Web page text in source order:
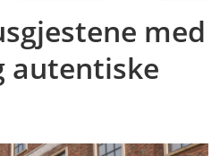
med
autentiske